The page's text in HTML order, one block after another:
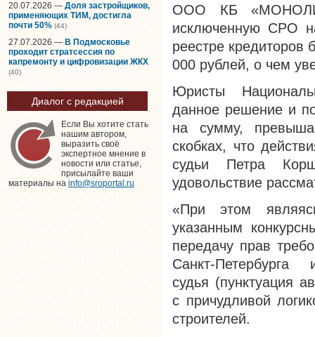
20.07.2026 — Доля застройщиков,
применяющих ТИМ, достигла
почти 50% (44)
27.07.2026 — В Подмосковье
проходит стратсессия по
капремонту и цифровизации ЖКХ
(40)
Диалог с редакцией
Если Вы хотите стать
нашим автором,
выразить своё
экспертное мнение в
новости или статье,
присылайте ваши
материалы на info@sroportal.ru
ООО КБ
исключенную СРО
реестре
000 рублей, о чем
Юристы
данное решение и
на сумму,
скобках, что
судьи Петра
удовольствие
«При этом
указанным
передачу прав
Санкт-
судья (пунктуация
с причудливой
строителей.